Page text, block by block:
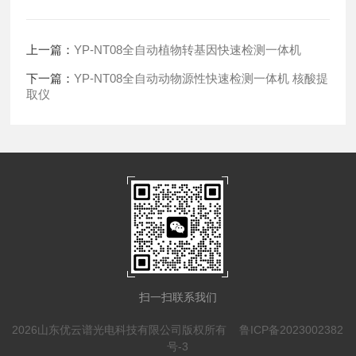
上一篇：YP-NT08全自动植物转基因快速检测一体机
下一篇：YP-NT08全自动动物源性快速检测一体机 核酸提
取仪
扫一扫联系我们
2026山东优云谱光电科技有限公司版权所有 鲁ICP备2023002382
号-3